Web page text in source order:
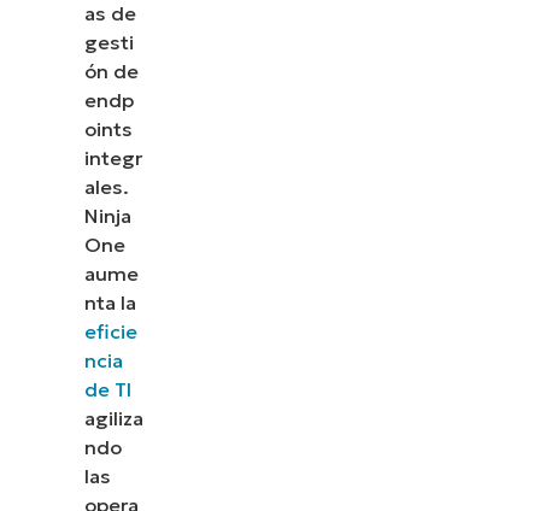
as de
gesti
ón de
endp
oints
integr
ales.
Ninja
One
aume
nta la
eficie
ncia
de TI
agiliza
ndo
las
opera
Descubre NinjaOne en
Explora nuestras demos bajo demanda y descubre